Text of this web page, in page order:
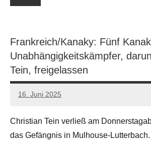
Frankreich/Kanaky: Fünf
Unabhängigkeitskämpfer,
Tein, freigelassen
16. Juni 2025
network
Christian Tein verließ am
das Gefängnis in Mulhouse-